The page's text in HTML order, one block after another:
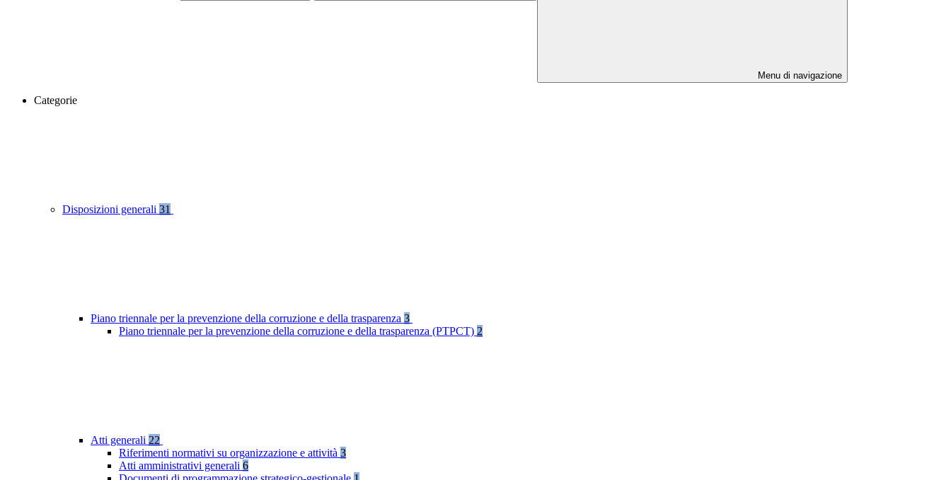
Menu di navigazione
Categorie
Disposizioni generali 31
Piano triennale per la prevenzione della corruzione e della trasparenza 3
Piano triennale per la prevenzione della corruzione e della trasparenza (PTPCT) 2
Atti generali 22
Riferimenti normativi su organizzazione e attività 3
Atti amministrativi generali 6